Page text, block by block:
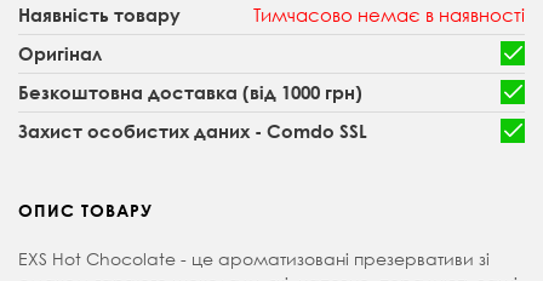
Наявність товару Тимчасово немає в наявності
Оригінал
Безкоштовна доставка (від 1000 грн)
Захист особистих даних - Comdo SSL
ОПИС ТОВАРУ
EXS Hot Chocolate - це ароматизовані презервативи зі